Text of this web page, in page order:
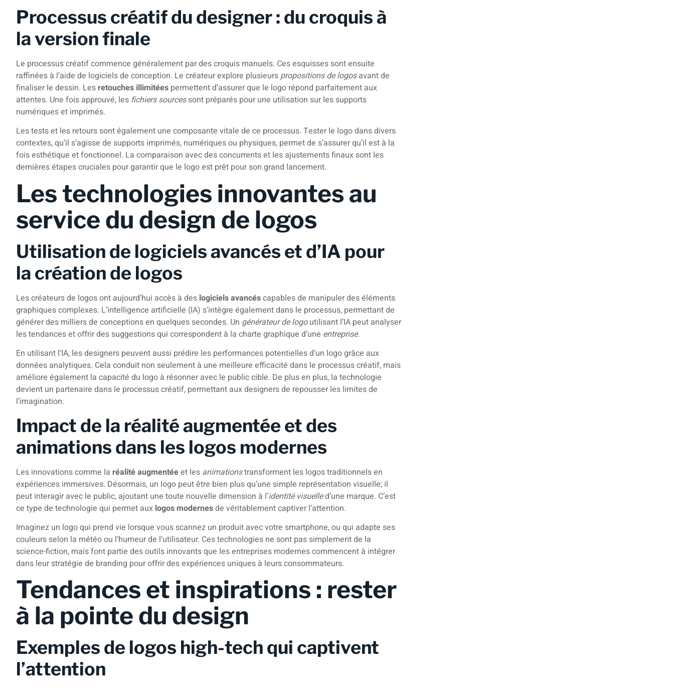
Processus créatif du designer : du croquis à
la version finale
Le processus créatif commence généralement par des croquis manuels. Ces esquisses sont ensuite
raffinées à l’aide de logiciels de conception. Le créateur explore plusieurspropositions de logosavant de
finaliser le dessin. Les retouches illimitées permettent d’assurer que le logo répond parfaitement aux
attentes. Une fois approuvé, les fichiers sourcessont préparés pour une utilisation sur les supports
numériques et imprimés.
Les tests et les retours sont également une composante vitale de ce processus. Tester le logo dans divers
contextes, qu’il s’agisse de supports imprimés, numériques ou physiques, permet de s’assurer qu’il est à la
fois esthétique et fonctionnel. La comparaison avec des concurrents et les ajustements finaux sont les
dernières étapes cruciales pour garantir que le logo est prêt pour son grand lancement.
Les technologies innovantes au
service du design de logos
Utilisation de logiciels avancés et d’IA pour
la création de logos
Les créateurs de logos ont aujourd’hui accès à des logiciels avancéscapables de manipuler des éléments
graphiques complexes. L’intelligence artificielle (IA) s’intègre également dans le processus, permettant de
générer des milliers de conceptions en quelques secondes. Un générateur de logoutilisant l’IA peut analyser
les tendances et offrir des suggestions qui correspondent à la charte graphique d’une entreprise.
En utilisant l’IA, les designers peuvent aussi prédire les performances potentielles d’un logo grâce aux
données analytiques. Cela conduit non seulement à une meilleure efficacité dans le processus créatif, mais
améliore également la capacité du logo à résonner avec le public cible. De plus en plus, la technologie
devient un partenaire dans le processus créatif, permettant aux designers de repousser les limites de
l’imagination.
Impact de la réalité augmentée et des
animations dans les logos modernes
Les innovations comme la réalité augmentéeet les animationstransforment les logos traditionnels en
expériences immersives. Désormais, un logo peut être bien plus qu’une simple représentation visuelle; il
peut interagir avec le public, ajoutant une toute nouvelle dimension à l’identité visuelled’une marque. C’est
ce type de technologie qui permet aux logos modernesde véritablement captiver l’attention.
Imaginez un logo qui prend vie lorsque vous scannez un produit avec votre smartphone, ou qui adapte ses
couleurs selon la météo ou l’humeur de l’utilisateur. Ces technologies ne sont pas simplement de la
science-fiction, mais font partie des outils innovants que les entreprises modernes commencent à intégrer
dans leur stratégie de branding pour offrir des expériences uniques à leurs consommateurs.
Tendances et inspirations : rester
à la pointe du design
Exemples de logos high-tech qui captivent
l’attention